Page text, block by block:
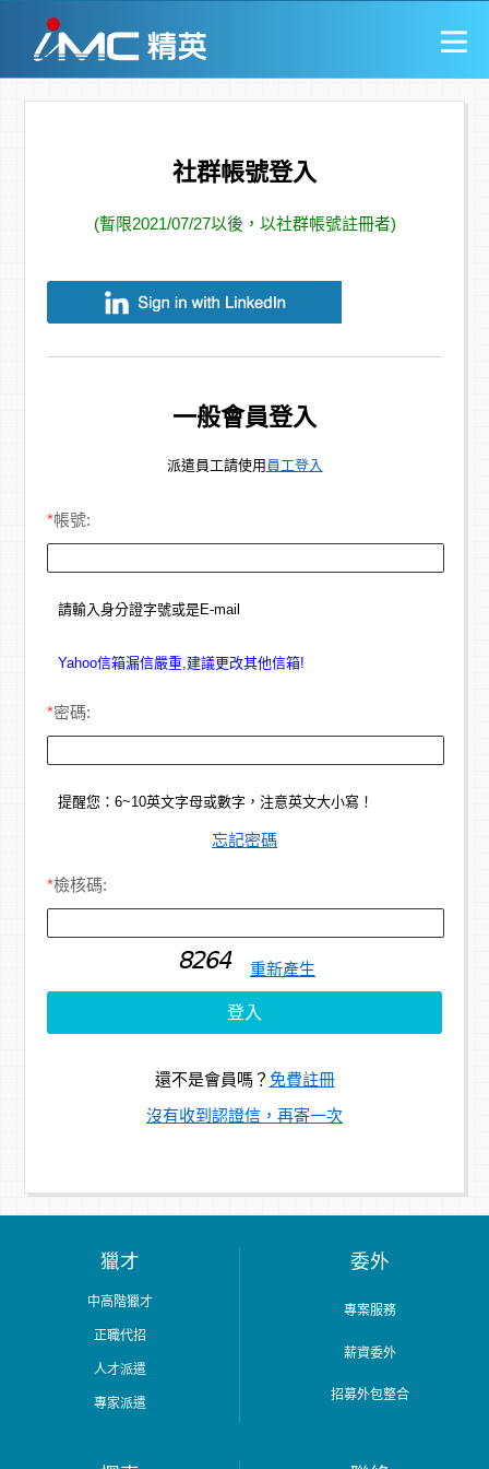
社群帳號登入
(暫限2021/07/27以後，以社群帳號註冊者)
一般會員登入
派遣員工請使用 員工登入
*帳號:
請輸入身分證字號或是E-mail
Yahoo信箱漏信嚴重,建議更改其他信箱!
*密碼:
提醒您：6~10英文字母或數字，注意英文大小寫！
忘記密碼
*檢核碼:
重新產生
還不是會員嗎？ 免費註冊
沒有收到認證信，再寄一次
獵才
中高階獵才
正職代招
人才派遣
專家派遣
委外
專案服務
薪資委外
招募外包整合